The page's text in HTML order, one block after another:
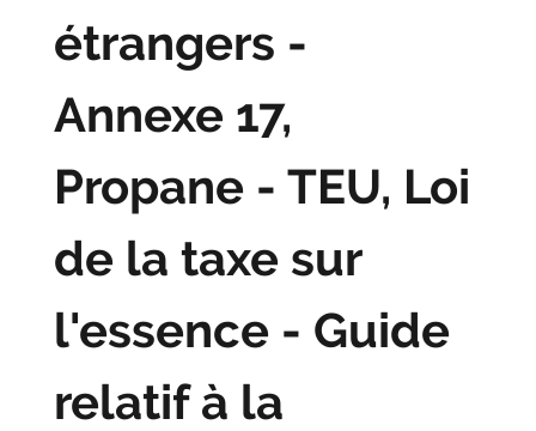
étrangers -
Annexe 17,
Propane - TEU, Loi
de la taxe sur
l'essence - Guide
relatif à la